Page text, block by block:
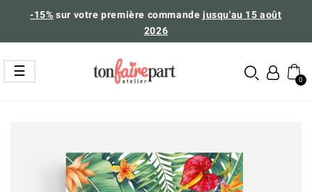
-15% sur votre première commandejusqu'au 15 août
2026
Basculer
la
navigation
☰